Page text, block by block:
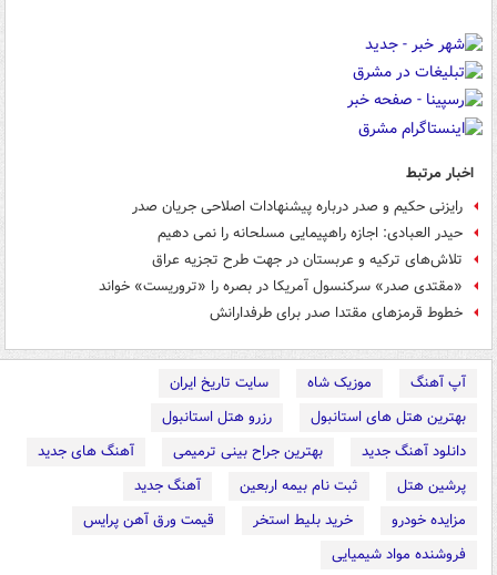
اخبار مرتبط
رایزنی حکیم و صدر درباره پیشنهادات اصلاحی جریان صدر
حیدر العبادی: اجازه راهپیمایی مسلحانه را نمی دهیم
تلاش‌های ترکیه و عربستان در جهت طرح تجزیه عراق
«مقتدی صدر» سرکنسول آمریکا در بصره را «تروریست» خواند
خطوط قرمزهای مقتدا صدر برای طرفدارانش
آپ آهنگ موزیک شاه
سایت تاریخ ایران
بهترین هتل های استانبول
رزرو هتل استانبول
دانلود آهنگ جدید
بهترین جراح بینی ترمیمی
آهنگ های جدید
پرشین هتل
ثبت نام بیمه اربعین
آهنگ جدید
مزایده خودرو
خرید بلیط استخر
قیمت ورق آهن پرایس
فروشنده مواد شیمیایی